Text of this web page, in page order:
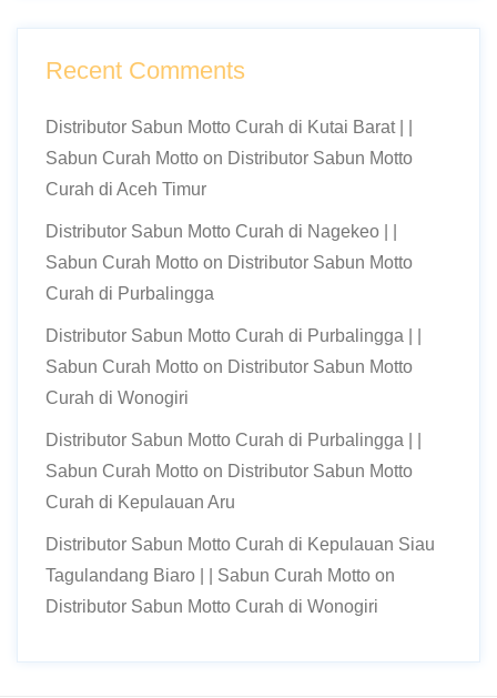
Recent Comments
Distributor Sabun Motto Curah di Kutai Barat | |
Sabun Curah Motto on Distributor Sabun Motto
Curah di Aceh Timur
Distributor Sabun Motto Curah di Nagekeo | |
Sabun Curah Motto on Distributor Sabun Motto
Curah di Purbalingga
Distributor Sabun Motto Curah di Purbalingga | |
Sabun Curah Motto on Distributor Sabun Motto
Curah di Wonogiri
Distributor Sabun Motto Curah di Purbalingga | |
Sabun Curah Motto on Distributor Sabun Motto
Curah di Kepulauan Aru
Distributor Sabun Motto Curah di Kepulauan Siau
Tagulandang Biaro | | Sabun Curah Motto on
Distributor Sabun Motto Curah di Wonogiri